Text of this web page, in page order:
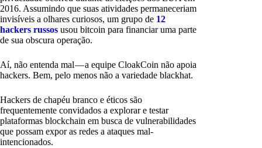
2016. Assumindo que suas atividades permaneceriam
invisíveis a olhares curiosos, um grupo de 12
hackers russos usou bitcoin para financiar uma parte
de sua obscura operação.
Aí, não entenda mal — a equipe CloakCoin não apoia
hackers. Bem, pelo menos não a variedade blackhat.
Hackers de chapéu branco e éticos são
frequentemente convidados a explorar e testar
plataformas blockchain em busca de vulnerabilidades
que possam expor as redes a ataques mal-
intencionados.